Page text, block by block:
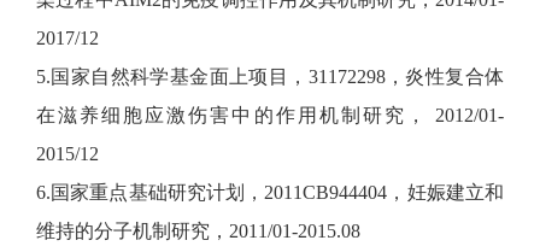
2017/12
5.国家自然科学基金面上项目，31172298，炎性复合体
在滋养细胞应激伤害中的作用机制研究， 2012/01-
2015/12
6.国家重点基础研究计划，2011CB944404，妊娠建立和
维持的分子机制研究，2011/01-2015.08